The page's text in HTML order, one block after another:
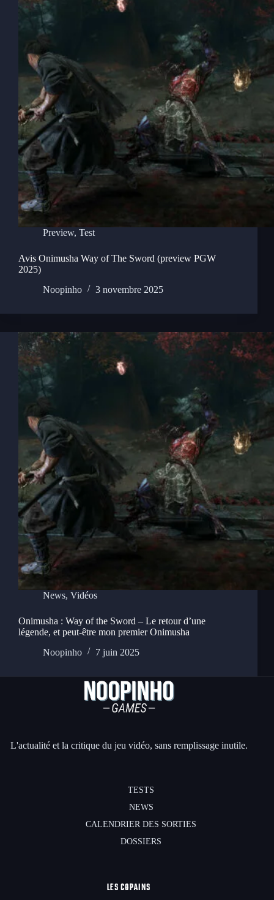
Preview, Test
Avis Onimusha Way of The Sword (preview PGW
2025)
Noopinho
3 novembre 2025
News, Vidéos
Onimusha : Way of the Sword – Le retour d’une
légende, et peut-être mon premier Onimusha
Noopinho
7 juin 2025
L'actualité et la critique du jeu vidéo, sans remplissage inutile.
TESTS
NEWS
CALENDRIER DES SORTIES
DOSSIERS
LES COPAINS